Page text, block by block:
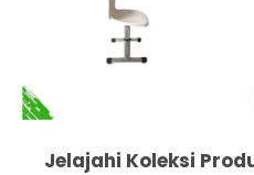
Jelajahi Koleksi